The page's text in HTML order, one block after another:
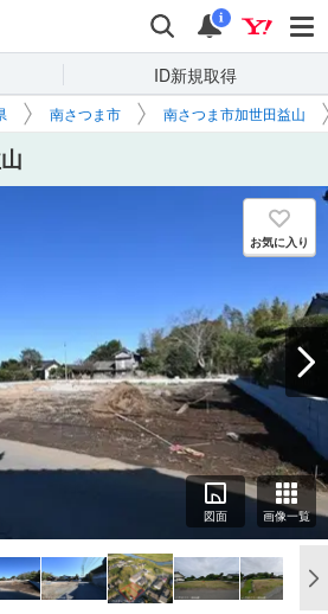
検索 通知
i
ID新規取得
南さつま市 南さつま市加世田益山
お気に入り
図面 画像一覧